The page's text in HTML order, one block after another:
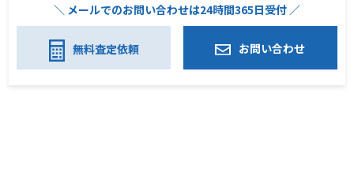
＼ メールでのお問い合わせは24時間365日受付 ／
無料査定依頼 お問い合わせ